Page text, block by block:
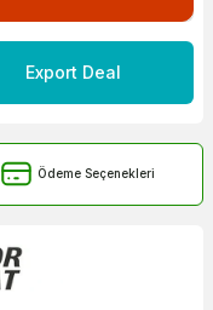
Export Deal
Ödeme Seçenekleri